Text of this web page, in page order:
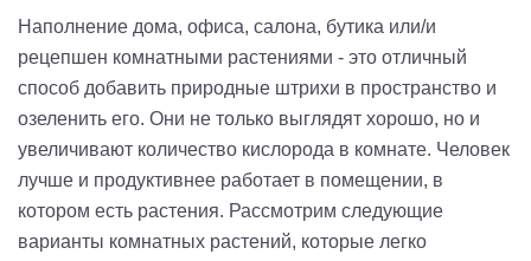
Наполнение дома, офиса, салона, бутика или/и
рецепшен комнатными растениями - это отличный
способ добавить природные штрихи в пространство и
озеленить его. Они не только выглядят хорошо, но и
увеличивают количество кислорода в комнате. Человек
лучше и продуктивнее работает в помещении, в
котором есть растения. Рассмотрим следующие
варианты комнатных растений, которые легко